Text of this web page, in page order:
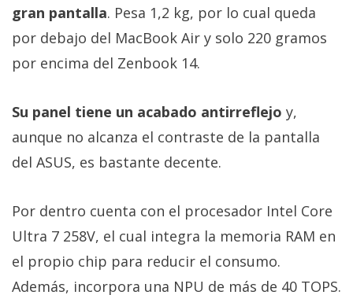
gran pantalla. Pesa 1,2 kg, por lo cual queda
por debajo del MacBook Air y solo 220 gramos
por encima del Zenbook 14.
Su panel tiene un acabado antirreflejo y,
aunque no alcanza el contraste de la pantalla
del ASUS, es bastante decente.
Por dentro cuenta con el procesador Intel Core
Ultra 7 258V, el cual integra la memoria RAM en
el propio chip para reducir el consumo.
Además, incorpora una NPU de más de 40 TOPS.